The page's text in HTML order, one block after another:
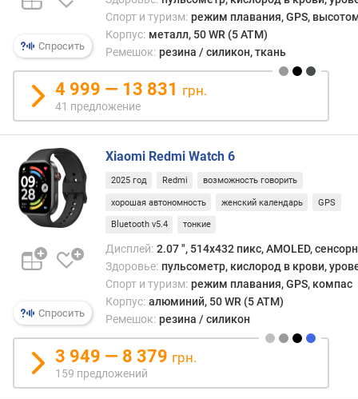
т
я
з
и
с
п
о
р
т
и
в
ы
х
е
ж
и
м
о
в
Спросить
Спорт и туризм: режим плавания, GPS,
Корпус: металл, 50 WR (5 ATM)
Ремешок: резина / силикон, ткань
4 999 — 13 831 грн.
41 предложение
Спросить
Xiaomi Redmi Watch 6
2025 год Redmi возможность говорить
хорошая автономность женский календарь GPS
Bluetooth v5.4 тонкие
Дисплей: 2.07 ", 514x432 пикс, AMOLED,
Здоровье: пульсометр, кислород в крови,
Спорт и туризм: режим плавания, GPS, компас
Корпус: алюминий, 50 WR (5 ATM)
Ремешок: резина / силикон
3 949 — 8 379 грн.
159 предложений